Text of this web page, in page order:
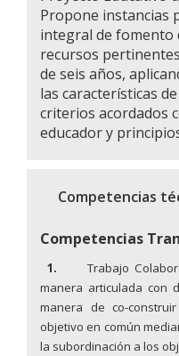
Propone instancias
integral de fomento
recursos
de seis años,
las características
criterios acordados
educador y
Competencias
Competencias
1.
Trabajo
manera articulada con
manera de co-
objetivo en común
la subordinación a los